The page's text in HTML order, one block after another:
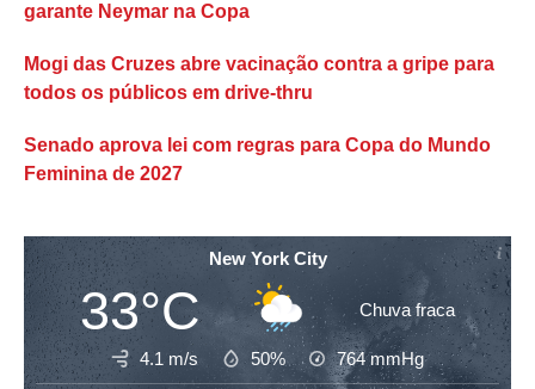
garante Neymar na Copa
Mogi das Cruzes abre vacinação contra a gripe para
todos os públicos em drive-thru
Senado aprova lei com regras para Copa do Mundo
Feminina de 2027
New York City
33°C Chuva fraca
4.1 m/s 50% 764mmHg